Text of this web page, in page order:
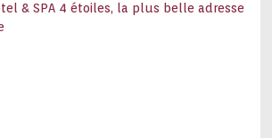
& SPA 4 étoiles, la plus belle adresse